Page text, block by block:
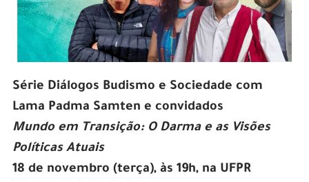
Série Diálogos Budismo e Sociedade com
Lama Padma Samten e convidados
Mundo em Transição: O Darma e as Visões
Políticas Atuais
18 de novembro (terça), às 19h, na UFPR